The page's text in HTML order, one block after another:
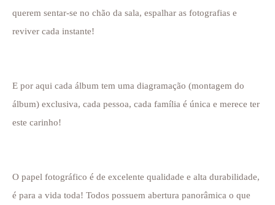
querem sentar-se no chão da sala, espalhar as fotografias e
reviver cada instante!
E por aqui cada álbum tem uma diagramação (montagem do
álbum) exclusiva, cada pessoa, cada família é única e merece ter
este carinho!
O papel fotográfico é de excelente qualidade e alta durabilidade,
é para a vida toda! Todos possuem abertura panorâmica o que